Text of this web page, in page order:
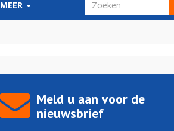
MEER
Meld u aan voor de
nieuwsbrief